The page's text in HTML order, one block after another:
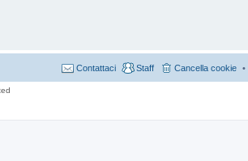
Cancella cookie
Staff
Contattaci